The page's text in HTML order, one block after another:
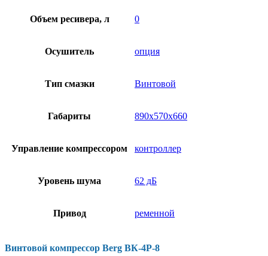
Объем ресивера, л 0
Осушитель опция
Тип смазки Винтовой
Габариты 890х570х660
Управление компрессором контроллер
Уровень шума 62 дБ
Привод ременной
Винтовой компрессор Berg ВК-4Р-8